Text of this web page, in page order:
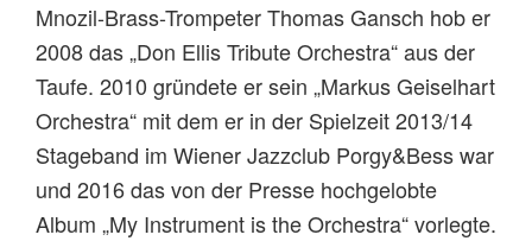
Mnozil-Brass-Trompeter Thomas Gansch hob er
2008 das „Don Ellis Tribute Orchestra“ aus der
Taufe. 2010 gründete er sein „Markus Geiselhart
Orchestra“ mit dem er in der Spielzeit 2013/14
Stageband im Wiener Jazzclub Porgy&Bess war
und 2016 das von der Presse hochgelobte
Album „My Instrument is the Orchestra“ vorlegte.